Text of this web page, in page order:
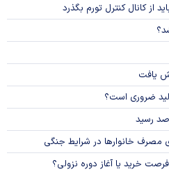
از کانال کنترل تورم بگذرد
یافت
ضروری است؟
مصرف خانوار‌ها در شرایط جنگی